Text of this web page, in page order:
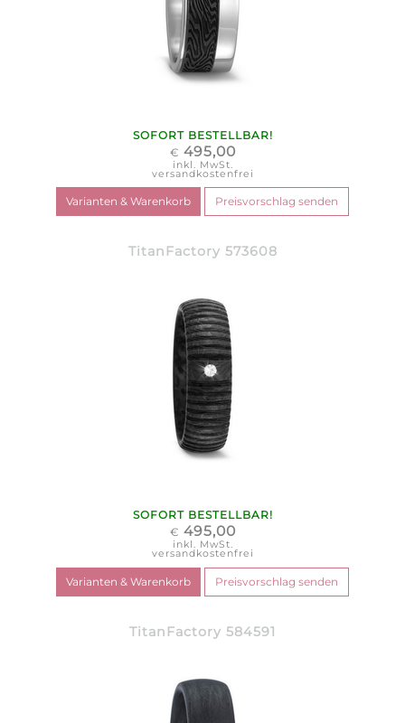
SOFORT BESTELLBAR!
€ 495,00
inkl. MwSt.
versandkostenfrei
TitanFactory 573608
SOFORT BESTELLBAR!
€ 495,00
inkl. MwSt.
versandkostenfrei
TitanFactory 584591